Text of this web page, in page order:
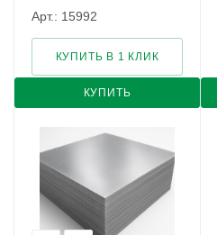
Арт.: 15992
КУПИТЬ
КУПИТЬ В 1 КЛИК